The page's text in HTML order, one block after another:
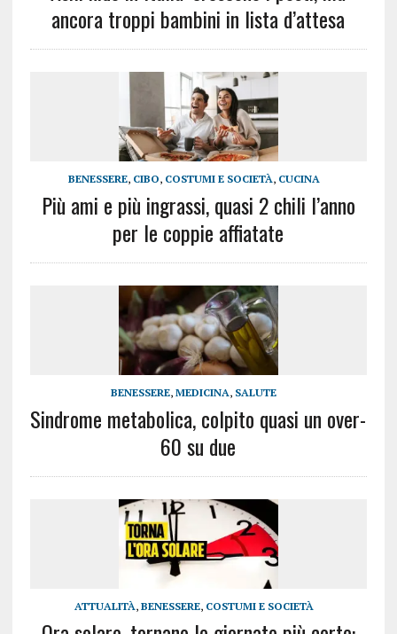
ancora troppi bambini in lista d’attesa
BENESSERE, CIBO, COSTUMI E SOCIETÀ, CUCINA
Più ami e più ingrassi, quasi 2 chili l’anno
per le coppie affiatate
BENESSERE,MEDICINA, SALUTE
Sindrome metabolica, colpito quasi un over-
60 su due
ATTUALITÀ, BENESSERE, COSTUMI E SOCIETÀ